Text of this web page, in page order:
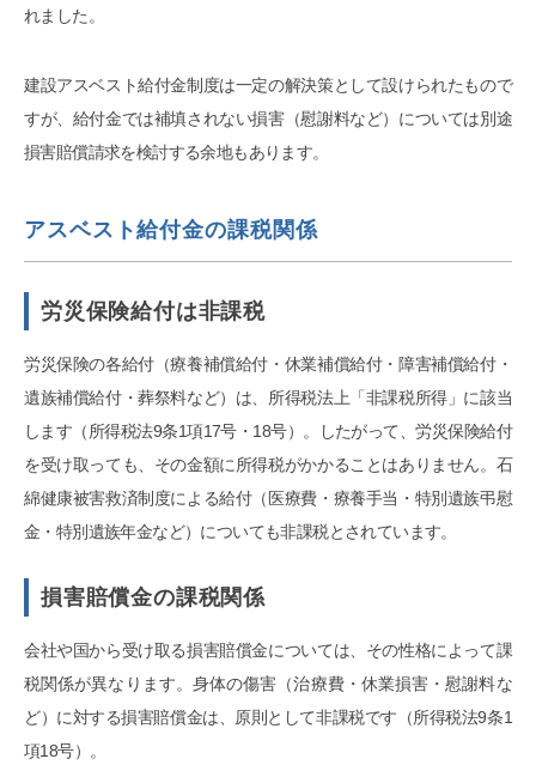
れました。
建設アスベスト給付金制度は一定の解決策として設けられたもので
すが、給付金では補填されない損害（慰謝料など）については別途
損害賠償請求を検討する余地もあります。
アスベスト給付金の課税関係
労災保険給付は非課税
労災保険の各給付（療養補償給付・休業補償給付・障害補償給付・
遺族補償給付・葬祭料など）は、所得税法上「非課税所得」に該当
します（所得税法9条1項17号・18号）。したがって、労災保険給付
を受け取っても、その金額に所得税がかかることはありません。石
綿健康被害救済制度による給付（医療費・療養手当・特別遺族弔慰
金・特別遺族年金など）についても非課税とされています。
損害賠償金の課税関係
会社や国から受け取る損害賠償金については、その性格によって課
税関係が異なります。身体の傷害（治療費・休業損害・慰謝料な
ど）に対する損害賠償金は、原則として非課税です（所得税法9条1
項18号）。